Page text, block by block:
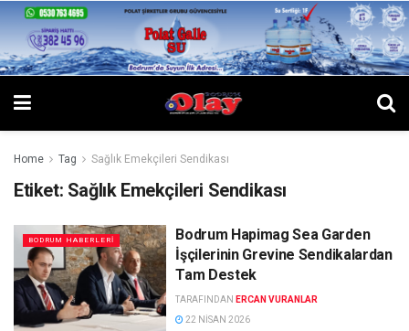
Home Tag Sağlık Emekçileri Sendikası
Etiket: Sağlık Emekçileri Sendikası
BODRUM HABERLERI
Bodrum Hapimag Sea Garden
İşçilerinin Grevine Sendikalardan
Tam Destek
TARAFINDAN ERCAN VURANLAR
22 NISAN 2026